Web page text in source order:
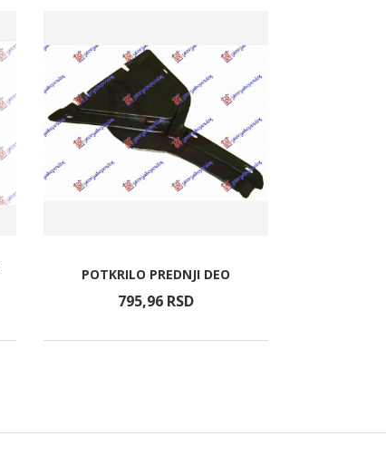
POTKRILO PREDNJI DEO
795,96 RSD